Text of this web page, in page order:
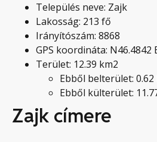
Település neve: Zajk
Lakosság: 213 fő
Irányítószám: 8868
GPS koordináta: N46.4842
Terület: 12.39 km2
Ebből belterület: 0.62
Ebből külterület:
Zajk címere